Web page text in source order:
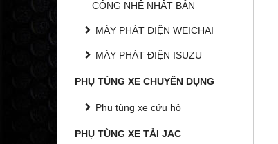
CÔNG NHỆ NHẬT BẢN
MÁY PHÁT ĐIỆN WEICHAI
MÁY PHÁT ĐIỆN ISUZU
PHỤ TÙNG XE CHUYÊN DỤNG
Phụ tùng xe cứu hộ
PHỤ TÙNG XE TẢI JAC